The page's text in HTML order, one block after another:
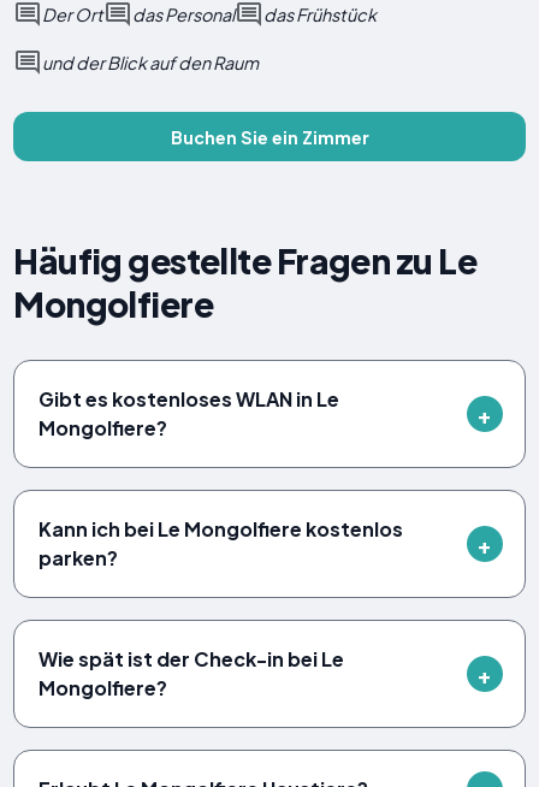
Der Ort das Personal das Frühstück
und der Blick auf den Raum
Buchen Sie ein Zimmer
Häufig gestellte Fragen zu Le
Mongolfiere
Gibt es kostenloses WLAN in Le
Mongolfiere?
Kann ich bei Le Mongolfiere kostenlos
parken?
Wie spät ist der Check-in bei Le
Mongolfiere?